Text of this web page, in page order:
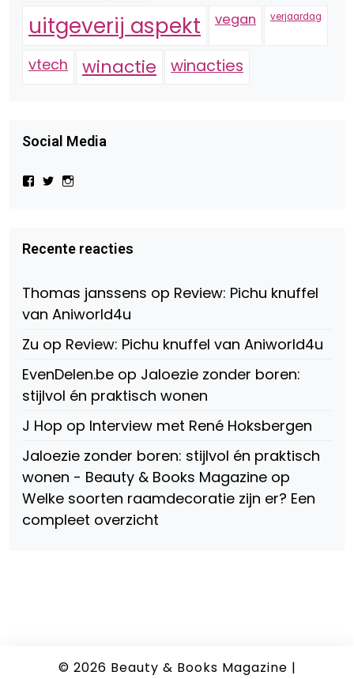
uitgeverij aspekt vegan verjaardag
vtech winactie winacties
Social Media
Bekijk
Beauty-
147775071915783/?
Facebook
Bekijk
op
Twitter
op
Instagram
Recente reacties
Thomas janssens op Review: Pichu knuffel
van Aniworld4u
Zu op Review: Pichu knuffel van Aniworld4u
EvenDelen.be op Jaloezie zonder boren:
stijlvol én praktisch wonen
J Hop op Interview met René Hoksbergen
Jaloezie zonder boren: stijlvol én praktisch
wonen - Beauty & Books Magazine op
Welke soorten raamdecoratie zijn er? Een
compleet overzicht
© 2026 Beauty & Books Magazine |